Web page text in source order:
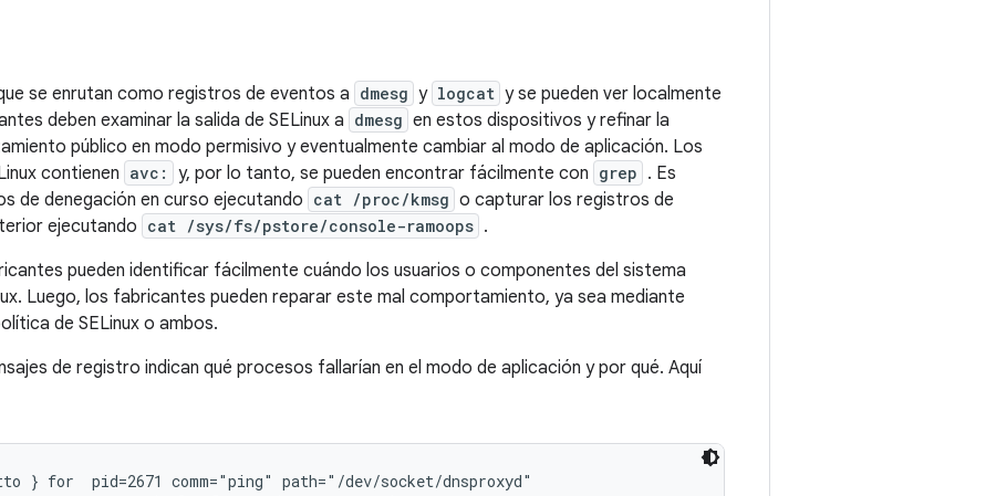
se enrutan como registros de eventos a dmesg y logcat y se pueden ver localmente
deben examinar la salida de SELinux a dmesg en estos dispositivos y refinar la
público en modo permisivo y eventualmente cambiar al modo de aplicación. Los
contienen avc: y, por lo tanto, se pueden encontrar fácilmente con grep . Es
de denegación en curso ejecutando cat /proc/kmsg o capturar los registros de
ejecutando cat /sys/fs/pstore/console-ramoops .
pueden identificar fácilmente cuándo los usuarios o componentes del sistema
Luego, los fabricantes pueden reparar este mal comportamiento, ya sea mediante
de SELinux o ambos.
de registro indican qué procesos fallarían en el modo de aplicación y por qué. Aquí
} for  pid=2671 comm="ping" path="/dev/socket/dnsproxyd"